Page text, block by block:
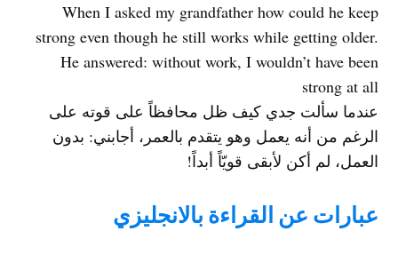
When I asked my grandfather how could he keep
strong even though he still works while getting older.
He answered: without work, I wouldn’t have been
strong at all
عندما سألت جدي كيف ظل محافظاً على قوته على
الرغم من أنه يعمل وهو يتقدم بالعمر، أجابني: بدون
العمل، لم أكن لأبقى قويّاً أبداً!
عبارات عن القراءة بالانجليزي